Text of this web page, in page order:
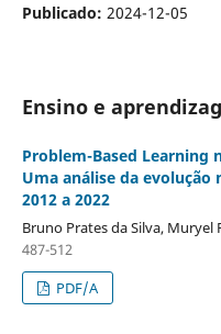
Publicado: 2024-12-05
Ensino e
Problem-Based Learning
Uma análise da
2012 a 2022
Bruno Prates da Silva,
487-512
PDF/A